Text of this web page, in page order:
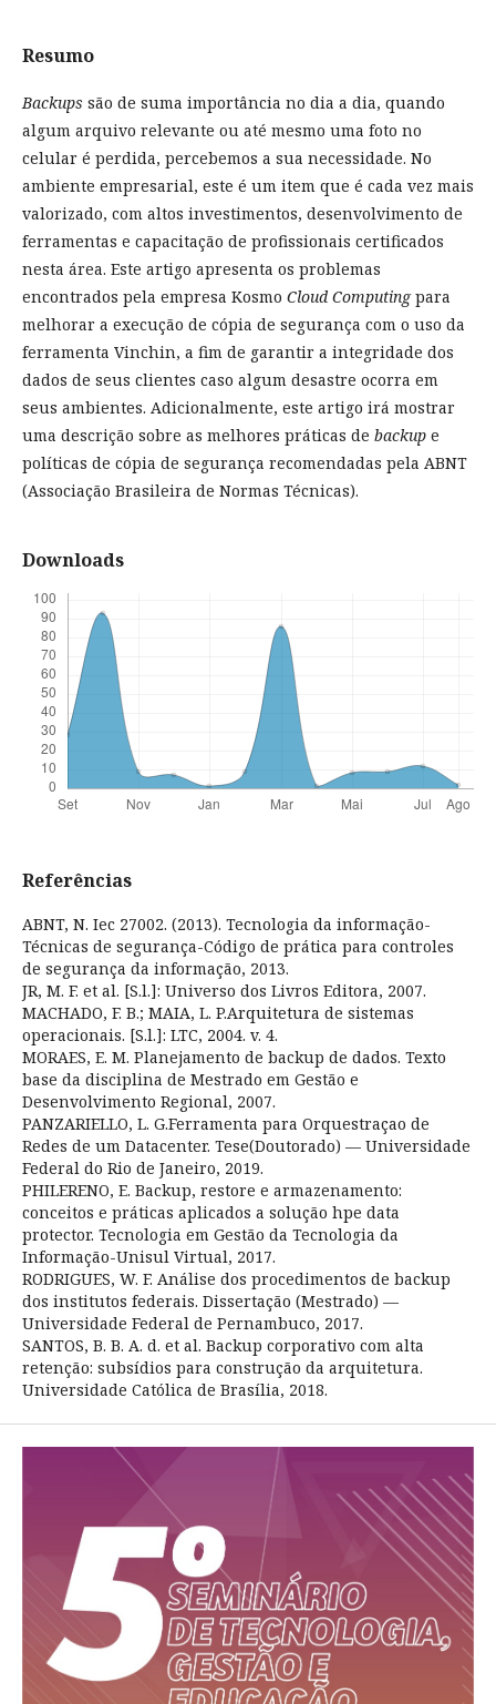
Resumo
Backups são de suma importância no dia a dia, quando
algum arquivo relevante ou até mesmo uma foto no
celular é perdida, percebemos a sua necessidade. No
ambiente empresarial, este é um item que é cada vez mais
valorizado, com altos investimentos, desenvolvimento de
ferramentas e capacitação de profissionais certificados
nesta área. Este artigo apresenta os problemas
encontrados pela empresa Kosmo Cloud Computingpara
melhorar a execução de cópia de segurança com o uso da
ferramenta Vinchin, a fim de garantir a integridade dos
dados de seus clientes caso algum desastre ocorra em
seus ambientes. Adicionalmente, este artigo irá mostrar
uma descrição sobre as melhores práticas de backup e
políticas de cópia de segurança recomendadas pela ABNT
(Associação Brasileira de Normas Técnicas).
Downloads
Referências
ABNT, N. Iec 27002. (2013). Tecnologia da informação-
Técnicas de segurança-Código de prática para controles
de segurança da informação, 2013.
JR, M. F. et al. [S.l.]: Universo dos Livros Editora, 2007.
MACHADO, F. B.; MAIA, L. P.Arquitetura de sistemas
operacionais. [S.l.]: LTC, 2004. v. 4.
MORAES, E. M. Planejamento de backup de dados. Texto
base da disciplina de Mestrado em Gestão e
Desenvolvimento Regional, 2007.
PANZARIELLO, L. G.Ferramenta para Orquestraçao de
Redes de um Datacenter. Tese(Doutorado) — Universidade
Federal do Rio de Janeiro, 2019.
PHILERENO, E. Backup, restore e armazenamento:
conceitos e práticas aplicados a solução hpe data
protector. Tecnologia em Gestão da Tecnologia da
Informação-Unisul Virtual, 2017.
RODRIGUES, W. F. Análise dos procedimentos de backup
dos institutos federais. Dissertação (Mestrado) —
Universidade Federal de Pernambuco, 2017.
SANTOS, B. B. A. d. et al. Backup corporativo com alta
retenção: subsídios para construção da arquitetura.
Universidade Católica de Brasília, 2018.